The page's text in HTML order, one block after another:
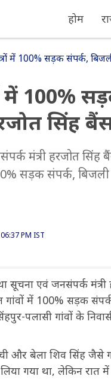
होम
क्षेत्रों में 100% सड़क संपर्क,
में
सिंह
मंत्री हरजोत
सड़क संपर्क,
PM IST
सूचना एवं जनसंपर्क
गांवों में 100% सड़क
पलासी गांवों के
और बेला शिव सिंह
गया था, लेकिन